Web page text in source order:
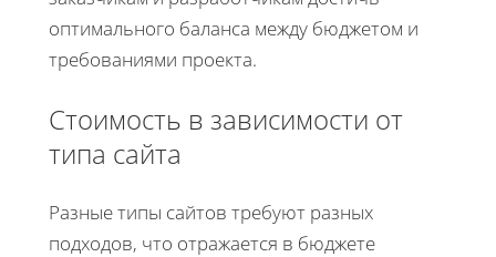
оптимального баланса между бюджетом и
требованиями проекта.
Стоимость в зависимости от
типа сайта
Разные типы сайтов требуют разных
подходов, что отражается в бюджете